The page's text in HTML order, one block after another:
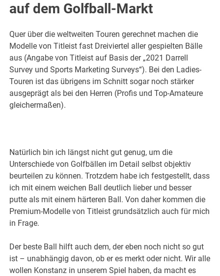
auf dem Golfball-Markt
Quer über die weltweiten Touren gerechnet machen die
Modelle von Titleist fast Dreiviertel aller gespielten Bälle
aus (Angabe von Titleist auf Basis der „2021 Darrell
Survey und Sports Marketing Surveys“). Bei den Ladies-
Touren ist das übrigens im Schnitt sogar noch stärker
ausgeprägt als bei den Herren (Profis und Top-Amateure
gleichermaßen).
Natürlich bin ich längst nicht gut genug, um die
Unterschiede von Golfbällen im Detail selbst objektiv
beurteilen zu können. Trotzdem habe ich festgestellt, dass
ich mit einem weichen Ball deutlich lieber und besser
putte als mit einem härteren Ball. Von daher kommen die
Premium-Modelle von Titleist grundsätzlich auch für mich
in Frage.
Der beste Ball hilft auch dem, der eben noch nicht so gut
ist – unabhängig davon, ob er es merkt oder nicht. Wir alle
wollen Konstanz in unserem Spiel haben, da macht es